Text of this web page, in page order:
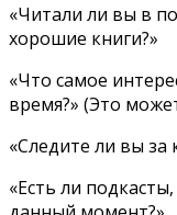
«Читали ли вы в
хорошие книги?»
«Что самое
время?» (Это
«Следите ли вы за
«Есть ли